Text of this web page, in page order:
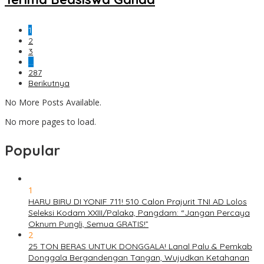
1
2
3
…
287
Berikutnya
No More Posts Available.
No more pages to load.
Popular
1
HARU BIRU DI YONIF 711! 510 Calon Prajurit TNI AD Lolos
Seleksi Kodam XXIII/Palaka, Pangdam: “Jangan Percaya
Oknum Pungli, Semua GRATIS!”
2
25 TON BERAS UNTUK DONGGALA! Lanal Palu & Pemkab
Donggala Bergandengan Tangan, Wujudkan Ketahanan